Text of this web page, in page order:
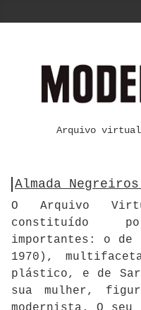
Arquivo virtual
Almada
O Arquivo
constituído
importantes: o de
1970),
plástico, e de
sua mulher,